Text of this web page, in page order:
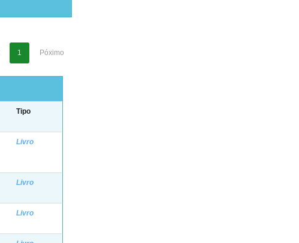
1 Póximo
Tipo
Livro
Livro
Livro